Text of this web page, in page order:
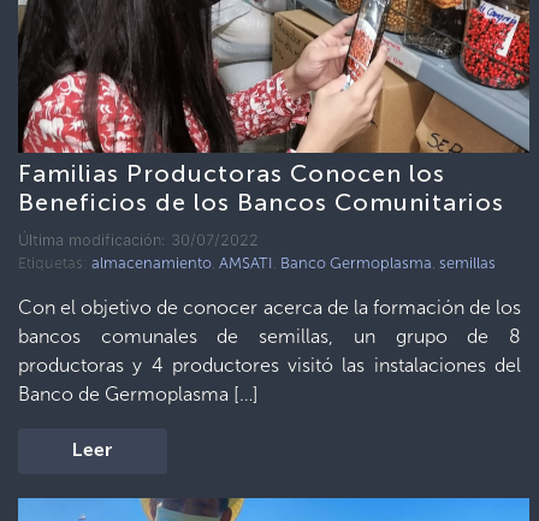
Familias Productoras Conocen los
Beneficios de los Bancos Comunitarios
Última modificación: 30/07/2022
Etiquetas: almacenamiento, AMSATI , Banco Germoplasma, semillas
Con el objetivo de conocer acerca de la formación de los
bancos comunales de semillas, un grupo de 8
productoras y 4 productores visitó las instalaciones del
Banco de Germoplasma […]
Leer